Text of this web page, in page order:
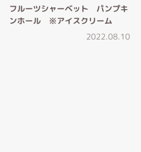
フルーツシャーベット パンプキ
ンホール ※アイスクリーム
2022.08.10